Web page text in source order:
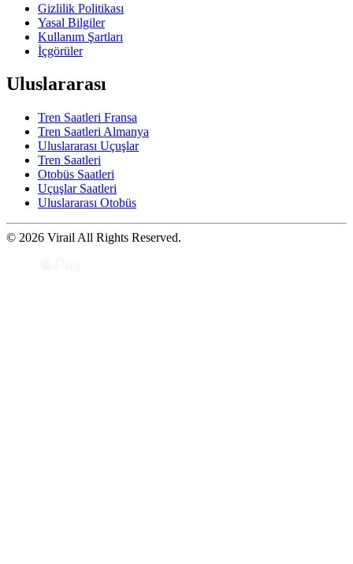
Gizlilik Politikası
Yasal Bilgiler
Kullanım Şartları
İçgörüler
Uluslararası
Tren Saatleri Fransa
Tren Saatleri Almanya
Uluslararası Uçuşlar
Tren Saatleri
Otobüs Saatleri
Uçuşlar Saatleri
Uluslararası Otobüs
© 2026 Virail All Rights Reserved.